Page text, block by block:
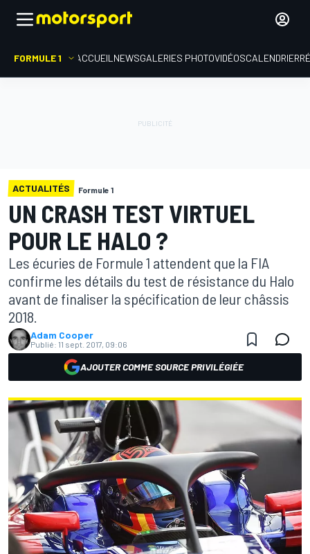
FORMULE 1 ACCUEIL NEWSGALERIES PHOTOVIDÉOSCALENDRIER
ACTUALITÉS Formule 1
UN CRASH TEST VIRTUEL
POUR LE HALO ?
Les écuries de Formule 1 attendent que la FIA
confirme les détails du test de résistance du Halo
avant de finaliser la spécification de leur châssis
2018.
Adam Cooper
Publié: 11 sept. 2017, 09:06
AJOUTER COMME SOURCE PRIVILÉGIÉE